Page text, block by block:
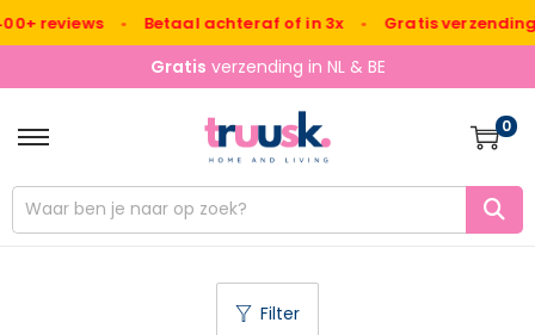
reviews • Betaal achteraf of in 3x • Gratis verzending
Gratis verzending in NL & BE
0
Filter